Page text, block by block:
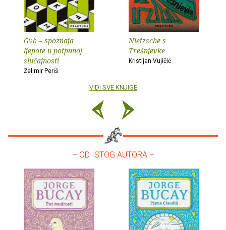
Gvb – spoznaja
ljepote u potpunoj
slučajnosti
Želimir Periš
Nietzsche s
Trešnjevke
Kristijan Vujičić
VIDI SVE KNJIGE
– OD ISTOG AUTORA –